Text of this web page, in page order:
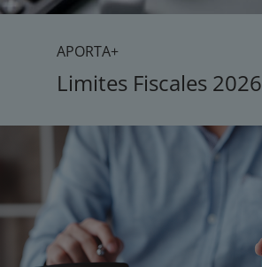
APORTA+
Limites Fiscales 2026